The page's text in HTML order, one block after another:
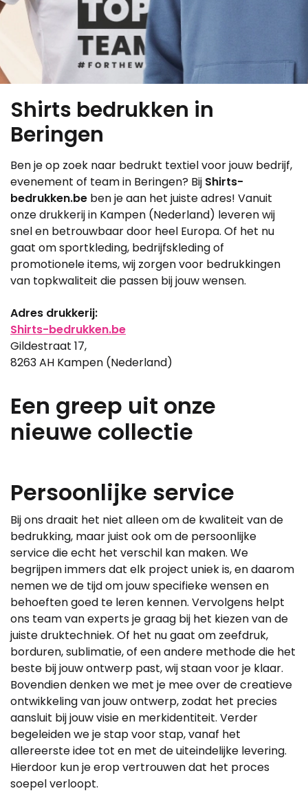
Shirts bedrukken in
Beringen
Ben je op zoek naar bedrukt textiel voor jouw bedrijf,
evenement of team in Beringen? Bij Shirts-
bedrukken.be ben je aan het juiste adres! Vanuit
onze drukkerij in Kampen (Nederland) leveren wij
snel en betrouwbaar door heel Europa. Of het nu
gaat om sportkleding, bedrijfskleding of
promotionele items, wij zorgen voor bedrukkingen
van topkwaliteit die passen bij jouw wensen.
Adres drukkerij:
Shirts-bedrukken.be
Gildestraat 17,
8263 AH Kampen (Nederland)
Een greep uit onze
nieuwe collectie
Persoonlijke service
Bij ons draait het niet alleen om de kwaliteit van de
bedrukking, maar juist ook om de persoonlijke
service die echt het verschil kan maken. We
begrijpen immers dat elk project uniek is, en daarom
nemen we de tijd om jouw specifieke wensen en
behoeften goed te leren kennen. Vervolgens helpt
ons team van experts je graag bij het kiezen van de
juiste druktechniek. Of het nu gaat om zeefdruk,
borduren, sublimatie, of een andere methode die het
beste bij jouw ontwerp past, wij staan voor je klaar.
Bovendien denken we met je mee over de creatieve
ontwikkeling van jouw ontwerp, zodat het precies
aansluit bij jouw visie en merkidentiteit. Verder
begeleiden we je stap voor stap, vanaf het
allereerste idee tot en met de uiteindelijke levering.
Hierdoor kun je erop vertrouwen dat het proces
soepel verloopt.